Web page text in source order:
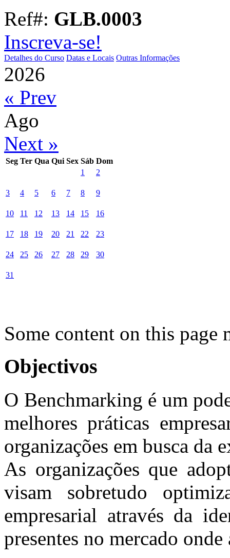
Ref#: GLB.0003
Inscreva-se!
Detalhes do Curso Datas e Locais Outras Informações
2026
« Prev
Ago
Next »
Seg Ter Qua Qui Sex Sáb Dom
1
2
3 4 5 6 7 8 9
10 11 12 13 14 15 16
17 18 19 20 21 22 23
24 25 26 27 28 29 30
31
Some content on this page
Objectivos
O Benchmarking é um
melhores práticas
organizações em busca da
As organizações que
visam sobretudo
empresarial através da
presentes no mercado onde